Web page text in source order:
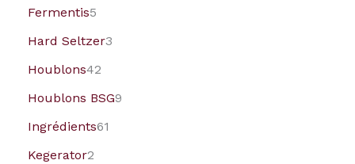
Fermentis5
Hard Seltzer3
Houblons42
Houblons BSG9
Ingrédients61
Kegerator2